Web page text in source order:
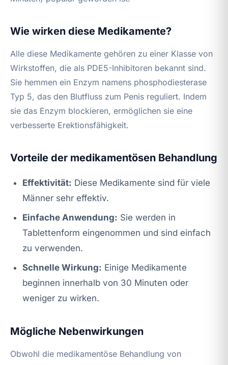
Wie wirken diese Medikamente?
Alle diese Medikamente gehören zu einer Klasse von
Wirkstoffen, die als PDE5-Inhibitoren bekannt sind.
Sie hemmen ein Enzym namens phosphodiesterase
Typ 5, das den Blutfluss zum Penis reguliert. Indem
sie das Enzym blockieren, ermöglichen sie eine
verbesserte Erektionsfähigkeit.
Vorteile der medikamentösen Behandlung
Effektivität: Diese Medikamente sind für viele
Männer sehr effektiv.
Einfache Anwendung: Sie werden in
Tablettenform eingenommen und sind einfach
zu verwenden.
Schnelle Wirkung: Einige Medikamente
beginnen innerhalb von 30 Minuten oder
weniger zu wirken.
Mögliche Nebenwirkungen
Obwohl die medikamentöse Behandlung von